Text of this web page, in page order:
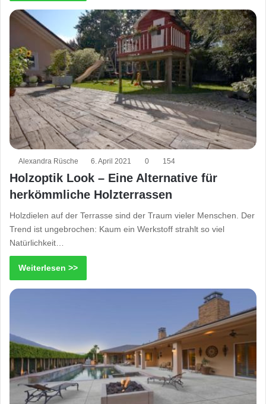
Alexandra Rüsche 6. April 2021 0 154
Holzoptik Look – Eine Alternative für
herkömmliche Holzterrassen
Holzdielen auf der Terrasse sind der Traum vieler Menschen. Der
Trend ist ungebrochen: Kaum ein Werkstoff strahlt so viel
Natürlichkeit…
Weiterlesen >>